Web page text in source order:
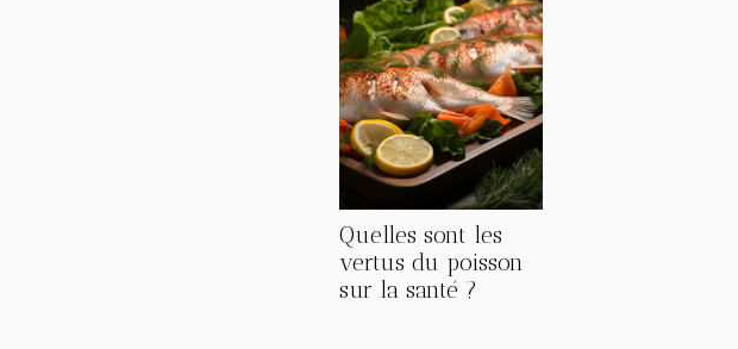
Quelles sont les
vertus du poisson
sur la santé ?